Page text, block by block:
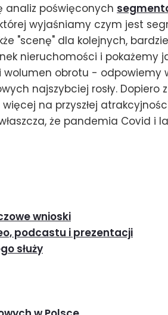
analiz poświęconych
wyjaśniamy czym jest
"scenę" dla kolejnych,
nieruchomości i pokażemy
obrotu - odpowiemy
najszybciej rosły. Dopiero
na przyszłej
że pandemia Covid i
wnioski
podcastu i prezentacji
służy